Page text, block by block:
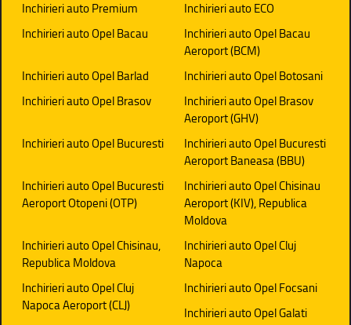
Inchirieri auto Premium
Inchirieri auto ECO
Inchirieri auto Opel Bacau
Inchirieri auto Opel Bacau
Aeroport (BCM)
Inchirieri auto Opel Barlad
Inchirieri auto Opel Botosani
Inchirieri auto Opel Brasov
Inchirieri auto Opel Brasov
Aeroport (GHV)
Inchirieri auto Opel Bucuresti
Inchirieri auto Opel Bucuresti
Aeroport Baneasa (BBU)
Inchirieri auto Opel Bucuresti
Aeroport Otopeni (OTP)
Inchirieri auto Opel Chisinau
Aeroport (KIV), Republica
Moldova
Inchirieri auto Opel Chisinau,
Republica Moldova
Inchirieri auto Opel Cluj
Napoca
Inchirieri auto Opel Cluj
Napoca Aeroport (CLJ)
Inchirieri auto Opel Focsani
Inchirieri auto Opel Galati